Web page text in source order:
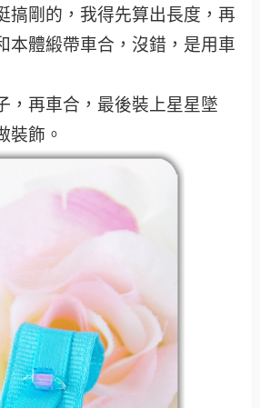
搞剛的，我得先算出長度，再
本體緞帶車合，沒錯，是用車
，再車合，最後裝上星星墜
裝飾。